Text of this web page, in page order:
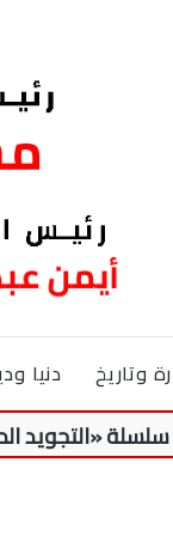
وتاريخ دنيا
الميسر»